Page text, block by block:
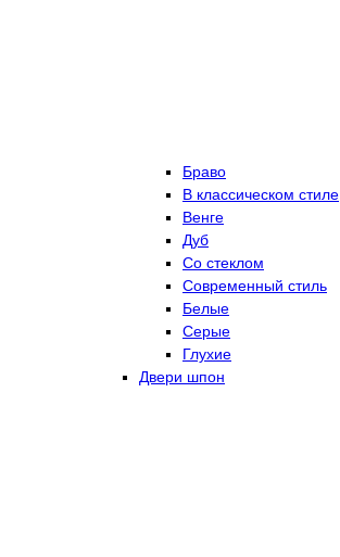
Браво
В классическом стиле
Венге
Дуб
Со стеклом
Современный стиль
Белые
Серые
Глухие
Двери шпон